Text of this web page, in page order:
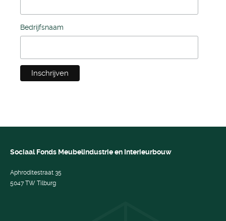
Bedrijfsnaam
Sociaal Fonds Meubelindustrie en Interieurbouw
Aphroditestraat 35
5047 TW Tilburg